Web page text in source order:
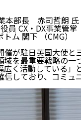
本部長 赤司哲朗 氏
員 CX・DX事業管
ム 閣下 （CMG）
催が駐日英国大使
を最重要戦略の
く活動している
しており、コミ